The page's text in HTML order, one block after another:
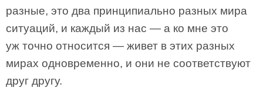
разные, это два принципиально разных мира
ситуаций, и каждый из нас — а ко мне это
уж точно относится — живет в этих разных
мирах одновременно, и они не соответствуют
друг другу.